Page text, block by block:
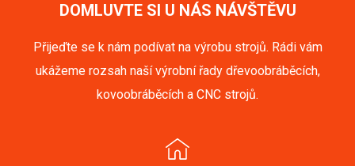
DOMLUVTE SI U NÁS NÁVŠTĚVU
Přijeďte se k nám podívat na výrobu strojů. Rádi vám
ukážeme rozsah naší výrobní řady dřevoobráběcích,
kovoobráběcích a CNC strojů.